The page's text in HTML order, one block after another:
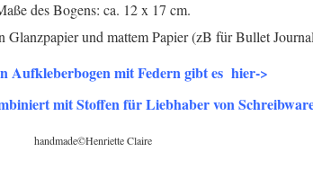
des Bogens: ca. 12 x 17 cm.
Glanzpapier und mattem Papier (zB für Bullet
Aufkleberbogen mit Federn gibt es hier->
mit Stoffen für Liebhaber von
handmade©Henriette Claire